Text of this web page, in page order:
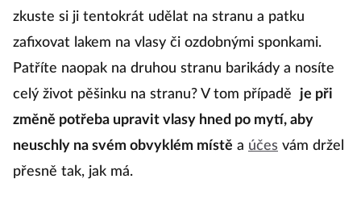
zkuste si ji tentokrát udělat na stranu a patku
zafixovat lakem na vlasy či ozdobnými sponkami.
Patříte naopak na druhou stranu barikády a nosíte
celý život pěšinku na stranu? V tom případě
je při
změně potřeba upravit vlasy hned po mytí, aby
neuschly na svém obvyklém místě a účes vám držel
přesně tak, jak má.